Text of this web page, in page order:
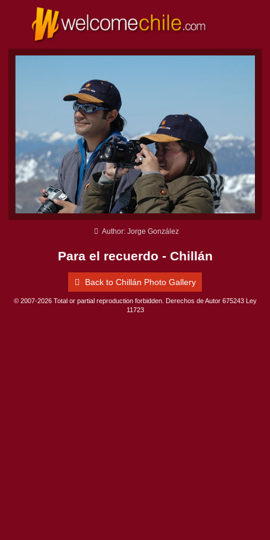
Author: Jorge González
Para el recuerdo - Chillán
Back to Chillán Photo Gallery
© 2007-2026 Total or partial reproduction forbidden. Derechos de Autor 675243 Ley
11723